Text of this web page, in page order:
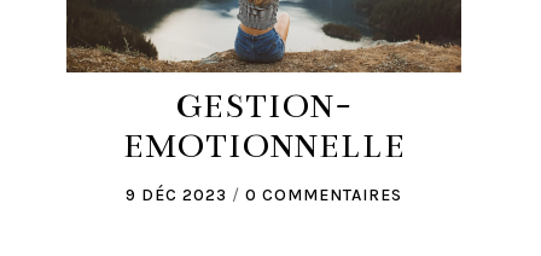
GESTION-
EMOTIONNELLE
9 DÉC 2023 /0 COMMENTAIRES